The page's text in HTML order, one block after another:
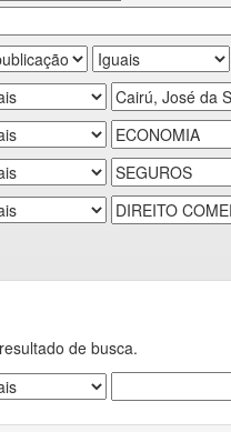
de busca.